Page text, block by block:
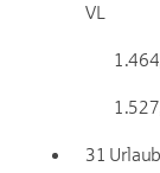
VL
1.464,02 €
1.527,59 €
31